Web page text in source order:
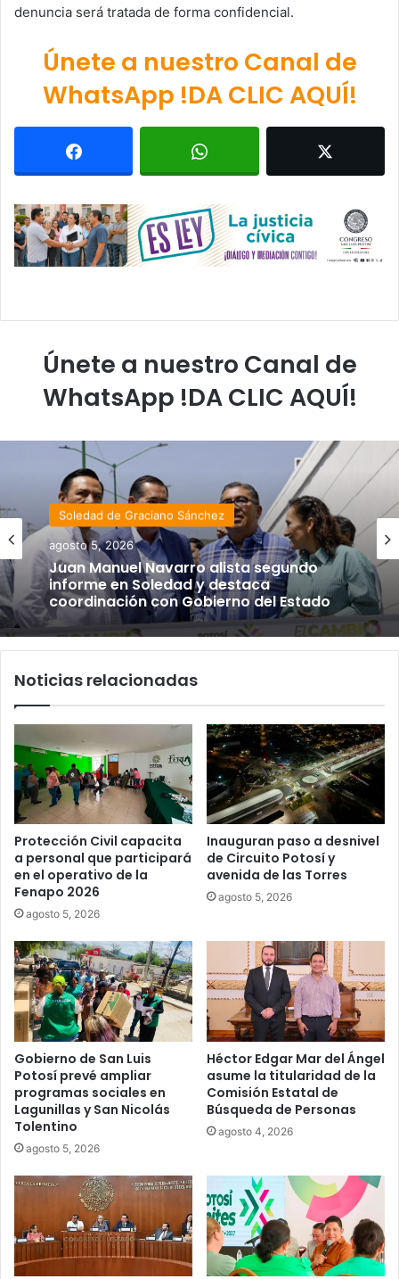
denuncia será tratada de forma confidencial.
Únete a nuestro Canal de
WhatsApp !DA CLIC AQUÍ!
Únete a nuestro Canal de
WhatsApp !DA CLIC AQUÍ!
Soledad de Graciano Sánchez
agosto 5, 2026
Juan Manuel Navarro alista segundo
informe en Soledad y destaca
coordinación con Gobierno del Estado
Noticias relacionadas
Protección Civil capacita
a personal que participará
en el operativo de la
Fenapo 2026
agosto 5, 2026
Inauguran paso a desnivel
de Circuito Potosí y
avenida de las Torres
agosto 5, 2026
Gobierno de San Luis
Potosí prevé ampliar
programas sociales en
Lagunillas y San Nicolás
Tolentino
agosto 5, 2026
Héctor Edgar Mar del Ángel
asume la titularidad de la
Comisión Estatal de
Búsqueda de Personas
agosto 4, 2026